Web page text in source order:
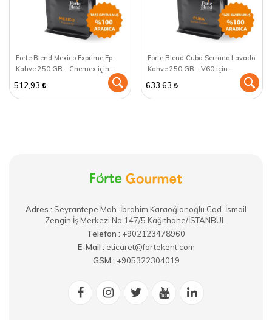
Forte Blend Mexico Exprime Ep
Kahve 250 GR - Chemex için
512,93
Forte Blend Cuba Serrano Lavado
Kahve 250 GR - V60 için
633,63
Adres : ​Seyrantepe Mah. İbrahim Karaoğlanoğlu Cad. İsmail
Zengin İş Merkezi No:147/5 Kağıthane/İSTANBUL
Telefon : +902123478960
E-Mail : eticaret@fortekent.com
GSM : +905322304019